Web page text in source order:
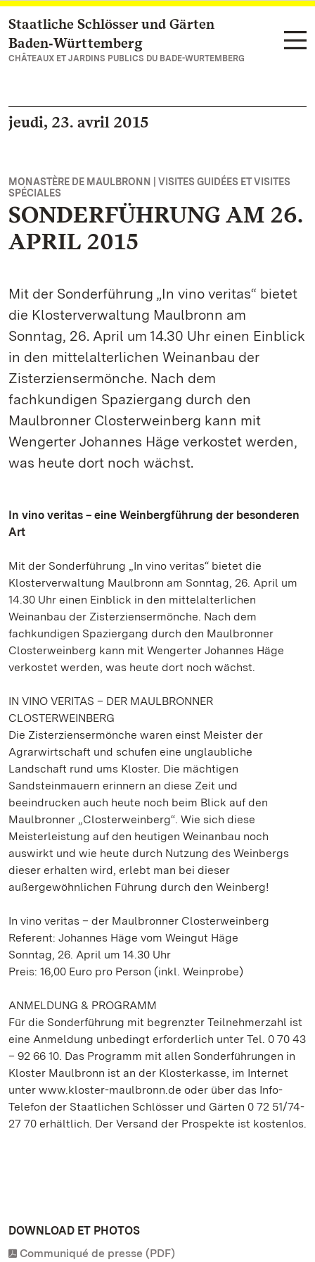
Vers la page d’accueil
Staatliche Schlösser und Gärten
Baden‑Württemberg
CHÂTEAUX ET JARDINS PUBLICS DU BADE-WURTEMBERG
jeudi, 23. avril 2015
MONASTÈRE DE MAULBRONN | VISITES GUIDÉES ET VISITES
SPÉCIALES
SONDERFÜHRUNG AM 26.
APRIL 2015
Mit der Sonderführung „In vino veritas“ bietet
die Klosterverwaltung Maulbronn am
Sonntag, 26. April um 14.30 Uhr einen Einblick
in den mittelalterlichen Weinanbau der
Zisterziensermönche. Nach dem
fachkundigen Spaziergang durch den
Maulbronner Closterweinberg kann mit
Wengerter Johannes Häge verkostet werden,
was heute dort noch wächst.
In vino veritas – eine Weinbergführung der besonderen
Art
Mit der Sonderführung „In vino veritas“ bietet die
Klosterverwaltung Maulbronn am Sonntag, 26. April um
14.30 Uhr einen Einblick in den mittelalterlichen
Weinanbau der Zisterziensermönche. Nach dem
fachkundigen Spaziergang durch den Maulbronner
Closterweinberg kann mit Wengerter Johannes Häge
verkostet werden, was heute dort noch wächst.
IN VINO VERITAS – DER MAULBRONNER
CLOSTERWEINBERG
Die Zisterziensermönche waren einst Meister der
Agrarwirtschaft und schufen eine unglaubliche
Landschaft rund ums Kloster. Die mächtigen
Sandsteinmauern erinnern an diese Zeit und
beeindrucken auch heute noch beim Blick auf den
Maulbronner „Closterweinberg“. Wie sich diese
Meisterleistung auf den heutigen Weinanbau noch
auswirkt und wie heute durch Nutzung des Weinbergs
dieser erhalten wird, erlebt man bei dieser
außergewöhnlichen Führung durch den Weinberg!
In vino veritas – der Maulbronner Closterweinberg
Referent: Johannes Häge vom Weingut Häge
Sonntag, 26. April um 14.30 Uhr
Preis: 16,00 Euro pro Person (inkl. Weinprobe)
ANMELDUNG & PROGRAMM
Für die Sonderführung mit begrenzter Teilnehmerzahl ist
eine Anmeldung unbedingt erforderlich unter Tel. 0 70 43
– 92 66 10. Das Programm mit allen Sonderführungen in
Kloster Maulbronn ist an der Klosterkasse, im Internet
unter www.kloster-maulbronn.de oder über das Info-
Telefon der Staatlichen Schlösser und Gärten 0 72 51/74-
27 70 erhältlich. Der Versand der Prospekte ist kostenlos.
DOWNLOAD ET PHOTOS
Communiqué de presse (PDF)